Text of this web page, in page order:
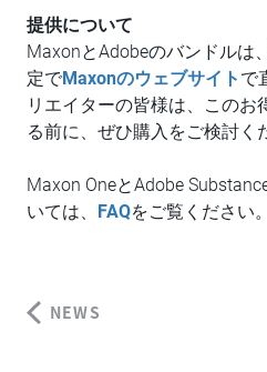
提供について
MaxonとAdobeのバンドルは
定でMaxonのウェブサイト で
リエイターの皆様は、このお
る前に、ぜひ購入をご検討く
Maxon OneとAdobe
いては、 FAQをご覧ください。
NEWS